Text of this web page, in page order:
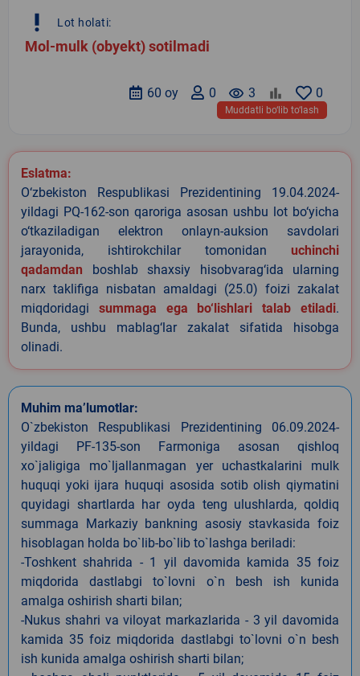
priority_high Lot holati:
Mol-mulk (obyekt) sotilmadi
0
remove_red_eye 3
0
60 oy
Muddatli bo‘lib to‘lash
Eslatma:
O‘zbekiston Respublikasi Prezidentining 19.04.2024-
yildagi PQ-162-son qaroriga asosan ushbu lot bo‘yicha
o‘tkaziladigan elektron onlayn-auksion savdolari
jarayonida, ishtirokchilar tomonidan uchinchi
qadamdan boshlab shaxsiy hisobvarag‘ida ularning
narx taklifiga nisbatan amaldagi (25.0) foizi zakalat
miqdoridagi summaga ega bo‘lishlari talab etiladi.
Bunda, ushbu mablag‘lar zakalat sifatida hisobga
olinadi.
Muhim ma’lumotlar:
O`zbekiston Respublikasi Prezidentining 06.09.2024-
yildagi PF-135-son Farmoniga asosan qishloq
xo`jaligiga mo`ljallanmagan yer uchastkalarini mulk
huquqi yoki ijara huquqi asosida sotib olish qiymatini
quyidagi shartlarda har oyda teng ulushlarda, qoldiq
summaga Markaziy bankning asosiy stavkasida foiz
hisoblagan holda bo`lib-bo`lib to`lashga beriladi:
-Toshkent shahrida - 1 yil davomida kamida 35 foiz
miqdorida dastlabgi to`lovni o`n besh ish kunida
amalga oshirish sharti bilan;
-Nukus shahri va viloyat markazlarida - 3 yil davomida
kamida 35 foiz miqdorida dastlabgi to`lovni o`n besh
ish kunida amalga oshirish sharti bilan;